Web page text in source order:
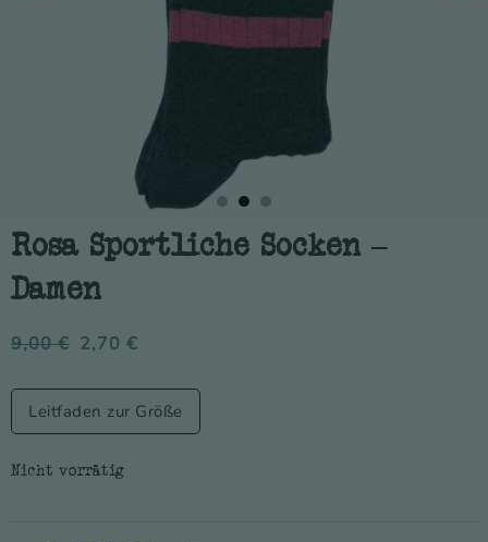
Rosa Sportliche Socken –
Damen
9,00€ 2,70 €
Leitfaden zur Größe
Nicht vorrätig